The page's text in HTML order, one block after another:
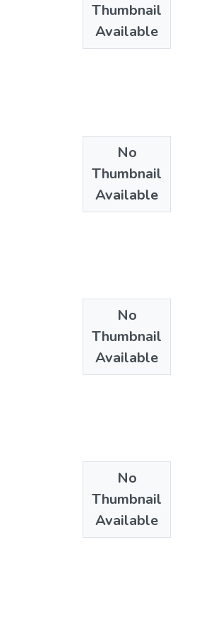
Thumbnail
Available
No
Thumbnail
Available
No
Thumbnail
Available
No
Thumbnail
Available